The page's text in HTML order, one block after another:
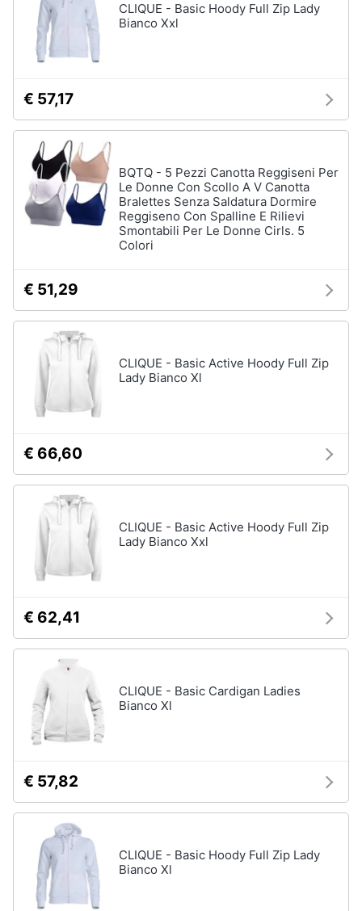
CLIQUE - Basic Hoody Full Zip Lady
Bianco Xxl
€ 57,17
BQTQ - 5 Pezzi Canotta Reggiseni Per
Le Donne Con Scollo A V Canotta
Bralettes Senza Saldatura Dormire
Reggiseno Con Spalline E Rilievi
Smontabili Per Le Donne Cirls. 5
Colori
€ 51,29
CLIQUE - Basic Active Hoody Full Zip
Lady Bianco Xl
€ 66,60
CLIQUE - Basic Active Hoody Full Zip
Lady Bianco Xxl
€ 62,41
CLIQUE - Basic Cardigan Ladies
Bianco Xl
€ 57,82
CLIQUE - Basic Hoody Full Zip Lady
Bianco Xl